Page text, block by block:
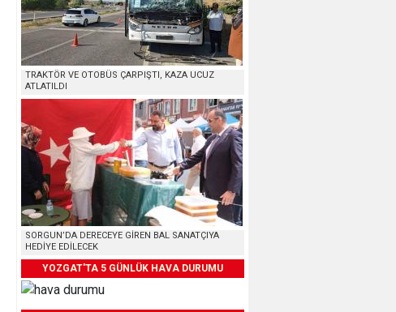
TRAKTÖR VE OTOBÜS ÇARPIŞTI, KAZA UCUZ
ATLATILDI
SORGUN’DA DERECEYE GİREN BAL SANATÇIYA
HEDİYE EDİLECEK
YOZGAT'TA 5 GÜNLÜK HAVA DURUMU